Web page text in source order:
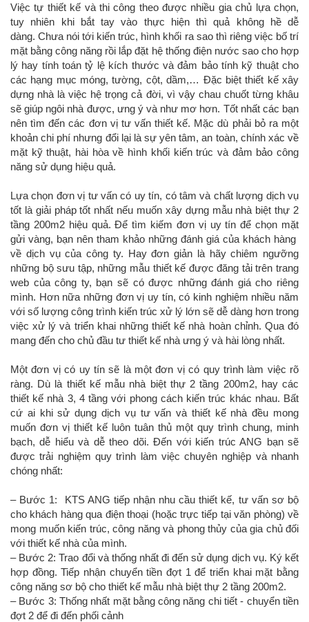
Việc tự thiết kế và thi công theo được nhiều gia chủ lựa chọn,
tuy nhiên khi bắt tay vào thực hiện thì quả không hề dễ
dàng. Chưa nói tới kiến trúc, hình khối ra sao thì riêng việc bố trí
mặt bằng công năng rồi lắp đặt hệ thống điện nước sao cho hợp
lý hay tính toán tỷ lệ kích thước và đảm bảo tính kỹ thuật cho
các hạng mục móng, tường, cột, dầm,… Đặc biệt thiết kế xây
dựng nhà là việc hệ trọng cả đời, vì vậy chau chuốt từng khâu
sẽ giúp ngôi nhà được, ưng ý và như mơ hơn. Tốt nhất các bạn
nên tìm đến các đơn vị tư vấn thiết kế. Mặc dù phải bỏ ra một
khoản chi phí nhưng đổi lại là sự yên tâm, an toàn, chính xác về
mặt kỹ thuật, hài hòa về hình khối kiến trúc và đảm bảo công
năng sử dụng hiệu quả.
Lựa chọn đơn vị tư vấn có uy tín, có tâm và chất lượng dịch vụ
tốt là giải pháp tốt nhất nếu muốn xây dựng mẫu nhà biệt thự 2
tầng 200m2 hiệu quả. Để tìm kiếm đơn vị uy tín để chọn mặt
gửi vàng, bạn nên tham khảo những đánh giá của khách hàng
về dịch vụ của công ty. Hay đơn giản là hãy chiêm ngưỡng
những bộ sưu tập, những mẫu thiết kế được đăng tải trên trang
web của công ty, bạn sẽ có được những đánh giá cho riêng
mình. Hơn nữa những đơn vị uy tín, có kinh nghiệm nhiều năm
với số lượng công trình kiến trúc xử lý lớn sẽ dễ dàng hơn trong
việc xử lý và triển khai những thiết kế nhà hoàn chỉnh. Qua đó
mang đến cho chủ đầu tư thiết kế nhà ưng ý và hài lòng nhất.
Một đơn vị có uy tín sẽ là một đơn vị có quy trình làm việc rõ
ràng. Dù là thiết kế mẫu nhà biệt thự 2 tầng 200m2, hay các
thiết kế nhà 3, 4 tầng với phong cách kiến trúc khác nhau. Bất
cứ ai khi sử dụng dịch vụ tư vấn và thiết kế nhà đều mong
muốn đơn vị thiết kế luôn tuân thủ một quy trình chung, minh
bạch, dễ hiểu và dễ theo dõi. Đến với kiến trúc ANG bạn sẽ
được trải nghiệm quy trình làm việc chuyên nghiệp và nhanh
chóng nhất:
– Bước 1: KTS ANG tiếp nhận nhu cầu thiết kế, tư vấn sơ bộ
cho khách hàng qua điện thoại (hoặc trực tiếp tại văn phòng) về
mong muốn kiến trúc, công năng và phong thủy của gia chủ đối
với thiết kế nhà của mình.
– Bước 2: Trao đổi và thống nhất đi đến sử dụng dịch vụ. Ký kết
hợp đồng. Tiếp nhận chuyển tiền đợt 1 để triển khai mặt bằng
công năng sơ bộ cho thiết kế mẫu nhà biệt thự 2 tầng 200m2.
– Bước 3: Thống nhất mặt bằng công năng chi tiết - chuyển tiền
đợt 2 để đi đến phối cảnh